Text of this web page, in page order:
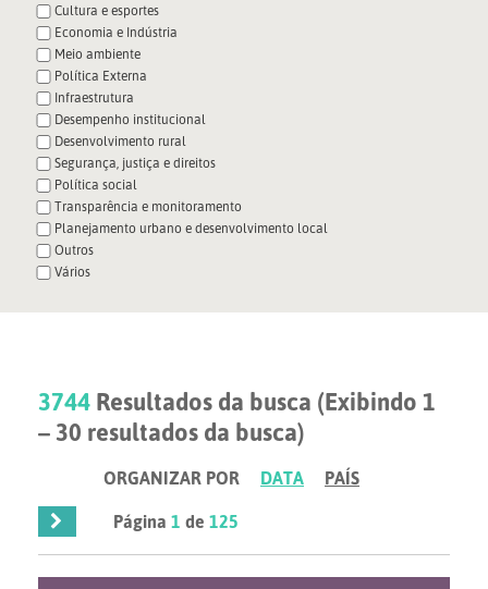
Cultura e esportes
Economia e Indústria
Meio ambiente
Política Externa
Infraestrutura
Desempenho institucional
Desenvolvimento rural
Segurança, justiça e direitos
Política social
Transparência e monitoramento
Planejamento urbano e desenvolvimento local
Outros
Vários
3744 Resultados da busca (Exibindo 1
– 30 resultados da busca)
ORGANIZAR POR DATA
PAÍS
Página1 de125